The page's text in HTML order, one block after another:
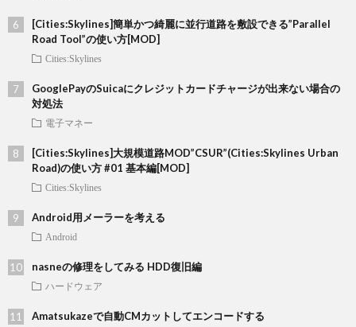
[Cities:Skylines]簡単かつ綺麗に並行道路を敷設できる”Parallel
Road Tool”の使い方[MOD]
Cities:Skylines
GooglePayのSuicaにクレジットカードチャージが出来ない場合の
対処法
電子マネー
[Cities:Skylines]大規模道路MOD”CSUR”(Cities:Skylines Urban
Road)の使い方 #01 基本編[MOD]
Cities:Skylines
Android用メーラーを考える
Android
nasneの修理をしてみる HDD復旧編
ハードウェア
Amatsukazeで自動CMカットしてエンコードする